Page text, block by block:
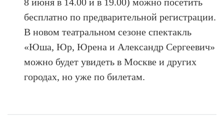
бесплатно по предварительной регистрации.
В новом театральном сезоне спектакль
«Юша, Юр, Юрена и Александр Сергеевич»
можно будет увидеть в Москве и других
городах, но уже по билетам.